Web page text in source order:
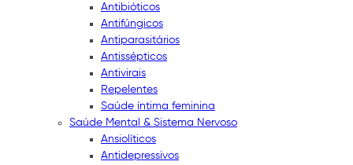
Antibióticos
Antifúngicos
Antiparasitários
Antissépticos
Antivirais
Repelentes
Saúde íntima feminina
Saúde Mental & Sistema Nervoso
Ansiolíticos
Antidepressivos